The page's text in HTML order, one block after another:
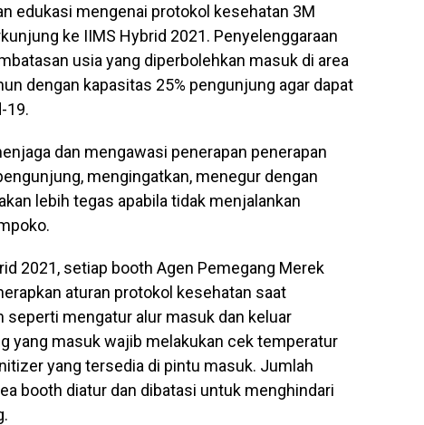
edukasi mengenai protokol kesehatan 3M
ke IIMS Hybrid 2021. Penyelenggaraan
usia yang diperbolehkan masuk di area
dengan kapasitas 25% pengunjung agar dapat
19.
dan mengawasi penerapan penerapan
mengingatkan, menegur dengan
lebih tegas apabila tidak menjalankan
2021, setiap booth Agen Pemegang Merek
aturan protokol kesehatan saat
mengatur alur masuk dan keluar
yang masuk wajib melakukan cek temperatur
yang tersedia di pintu masuk. Jumlah
booth diatur dan dibatasi untuk menghindari